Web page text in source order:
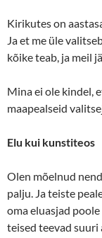
Kirikutes on
Ja et me üle
kõike teab, ja meil
Mina ei ole kindel,
maapealseid
Elu kui kunstiteos
Olen mõelnud
palju. Ja teiste
oma eluasjad
teised teevad suuri